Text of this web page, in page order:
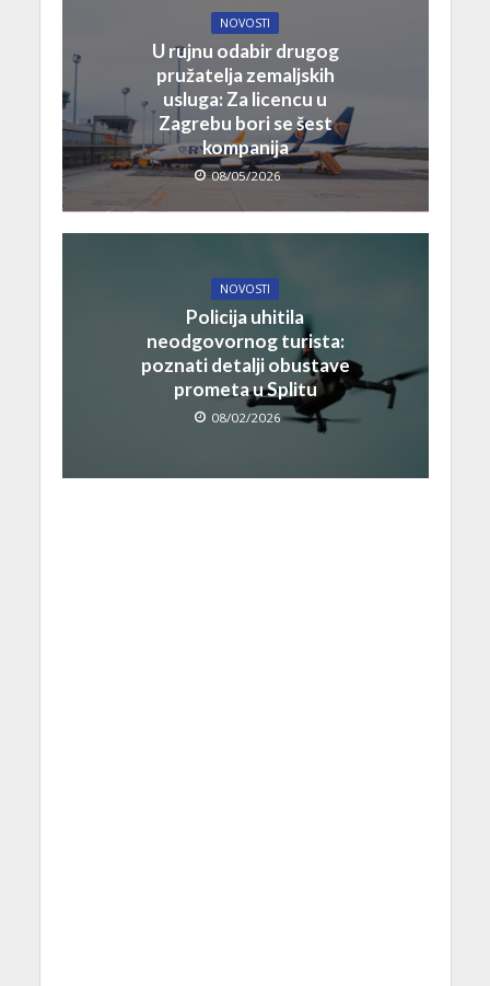
NOVOSTI
U rujnu odabir drugog
pružatelja zemaljskih
usluga: Za licencu u
Zagrebu bori se šest
kompanija
08/05/2026
NOVOSTI
Policija uhitila
neodgovornog turista:
poznati detalji obustave
prometa u Splitu
08/02/2026